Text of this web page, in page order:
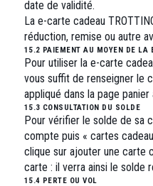
date de validité.
La e-carte cadeau
réduction, remise ou autre
15.2 PAIEMENT AU MOYEN DE LA
Pour utiliser la e-carte
vous suffit de renseigner le
appliqué dans la page
15.3 CONSULTATION DU SOLDE
Pour vérifier le solde de sa
compte puis « cartes
clique sur ajouter une carte
carte : il verra ainsi le solde
15.4 PERTE OU VOL